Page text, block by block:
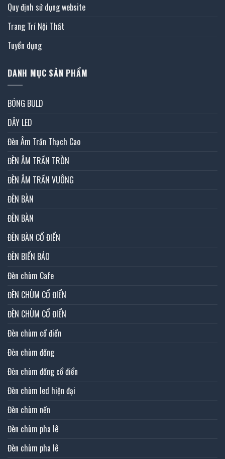
Quy định sử dụng website
Trang Trí Nội Thất
Tuyển dụng
DANH MỤC SẢN PHẨM
BÓNG BULD
DÂY LED
Đèn Âm Trần Thạch Cao
ĐÈN ÂM TRẦN TRÒN
ĐÈN ÂM TRẦN VUÔNG
ĐÈN BÀN
ĐÈN BÀN
ĐÈN BÀN CỔ ĐIỂN
ĐÈN BIỂN BÁO
Đèn chùm Cafe
ĐÈN CHÙM CỔ ĐIỂN
ĐÈN CHÙM CỔ ĐIỂN
Đèn chùm cổ điển
Đèn chùm đồng
Đèn chùm đồng cổ điển
Đèn chùm led hiện đại
Đèn chùm nến
Đèn chùm pha lê
Đèn chùm pha lê